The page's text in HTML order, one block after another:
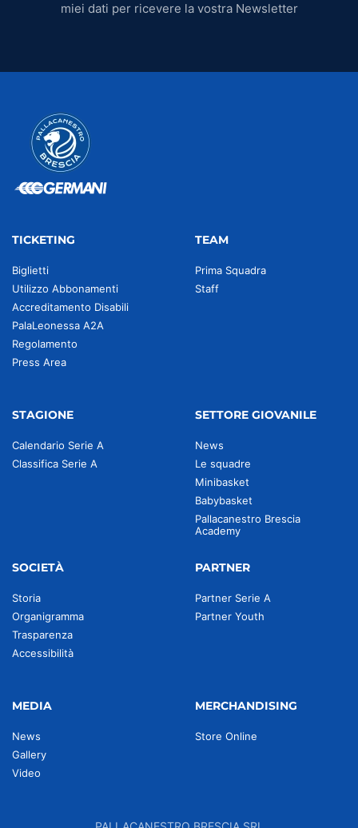
miei dati per ricevere la vostra Newsletter
TICKETING
Biglietti
Utilizzo Abbonamenti
Accreditamento Disabili
PalaLeonessa A2A
Regolamento
Press Area
TEAM
Prima Squadra
Staff
STAGIONE
Calendario Serie A
Classifica Serie A
SETTORE GIOVANILE
News
Le squadre
Minibasket
Babybasket
Pallacanestro Brescia
Academy
SOCIETÀ
Storia
Organigramma
Trasparenza
Accessibilità
PARTNER
Partner Serie A
Partner Youth
MEDIA
News
Gallery
Video
MERCHANDISING
Store Online